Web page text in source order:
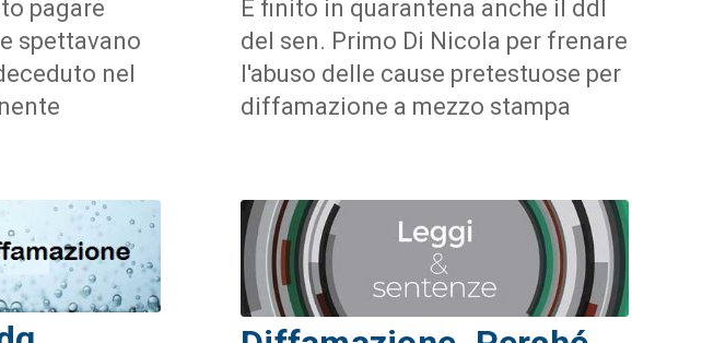
pagare
spettavano
nel
È finito in quarantena anche il ddl
del sen. Primo Di Nicola per frenare
l'abuso delle cause pretestuose per
diffamazione a mezzo stampa